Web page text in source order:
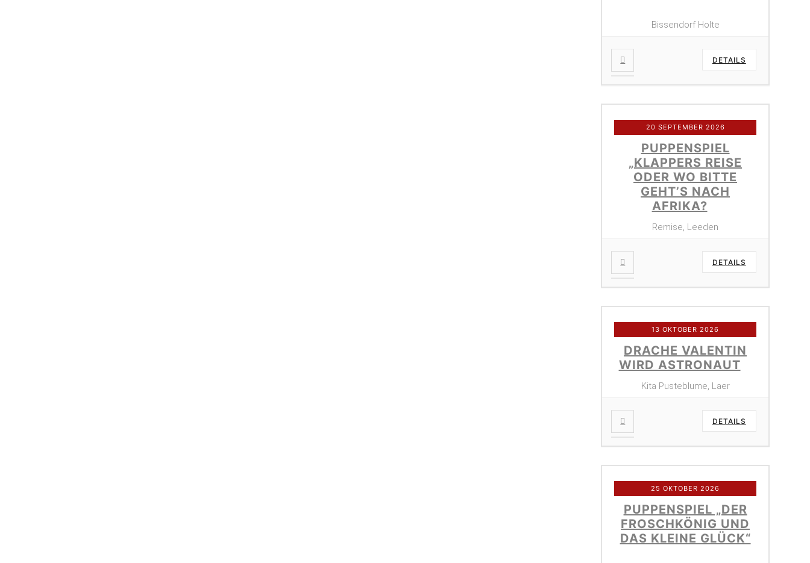
Bissendorf Holte
DETAILS
20 SEPTEMBER 2026
PUPPENSPIEL
„KLAPPERS REISE
ODER WO BITTE
GEHT’S NACH
AFRIKA?
Remise, Leeden
DETAILS
13 OKTOBER 2026
DRACHE VALENTIN
WIRD ASTRONAUT
Kita Pusteblume, Laer
DETAILS
25 OKTOBER 2026
PUPPENSPIEL „DER
FROSCHKÖNIG UND
DAS KLEINE GLÜCK“